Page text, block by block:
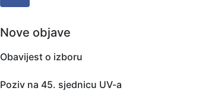
Nove objave
Obavijest o izboru
Poziv na 45. sjednicu UV-a